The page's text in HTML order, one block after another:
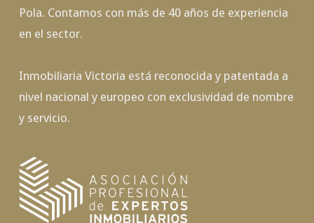
Pola. Contamos con más de 40 años de experiencia
en el sector.
Inmobiliaria Victoria está reconocida y patentada a
nivel nacional y europeo con exclusividad de nombre
y servicio.